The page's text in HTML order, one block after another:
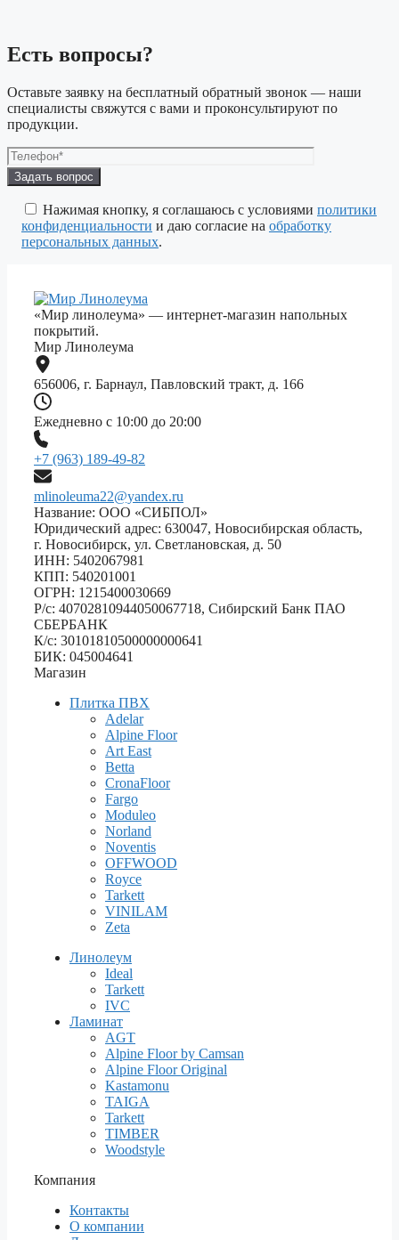
Есть вопросы?
Оставьте заявку на бесплатный обратный звонок — наши
специалисты свяжутся с вами и проконсультируют по
продукции.
Оставьте
это
поле
пустым.
Нажимая кнопку, я соглашаюсь с условиями политики
конфиденциальности и даю согласие на обработку
персональных данных.
«Мир линолеума» — интернет-магазин напольных
покрытий.
Мир Линолеума
656006, г. Барнаул, Павловский тракт, д. 166
Ежедневно с 10:00 до 20:00
+7 (963) 189-49-82
mlinoleuma22@yandex.ru
Название: ООО «СИБПОЛ»
Юридический адрес: 630047, Новосибирская область,
г. Новосибирск, ул. Светлановская, д. 50
ИНН: 5402067981
КПП: 540201001
ОГРН: 1215400030669
Р/с: 40702810944050067718, Сибирский Банк ПАО
СБЕРБАНК
К/с: 30101810500000000641
БИК: 045004641
Магазин
Плитка ПВХ
Adelar
Alpine Floor
Art East
Betta
CronaFloor
Fargo
Moduleo
Norland
Noventis
OFFWOOD
Royce
Tarkett
VINILAM
Zeta
Линолеум
Ideal
Tarkett
IVC
Ламинат
AGT
Alpine Floor by Camsan
Alpine Floor Original
Kastamonu
TAIGA
Tarkett
TIMBER
Woodstyle
Компания
Контакты
О компании